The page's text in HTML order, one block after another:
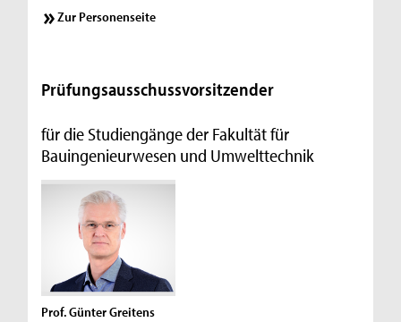
Zur Personenseite
Prüfungsausschussvorsitzender
für die Studiengänge der Fakultät für
Bauingenieurwesen und Umwelttechnik
Prof. Günter Greitens